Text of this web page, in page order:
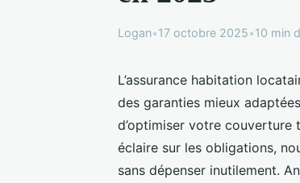
Logan•17 octobre 2025•10 min
L’assurance habitation
des garanties mieux
d’optimiser votre
éclaire sur les obligations,
sans dépenser inutilement.